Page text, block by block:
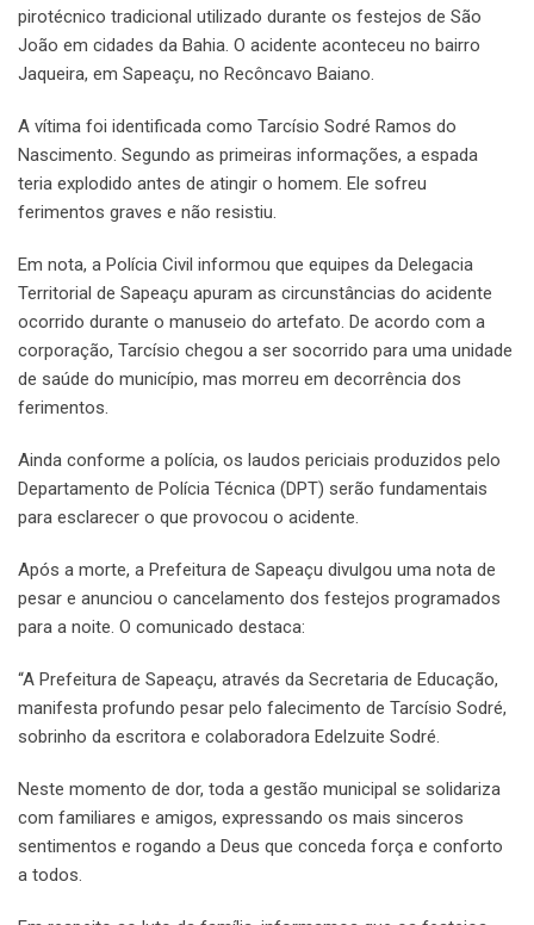
pirotécnico tradicional utilizado durante os festejos de São
João em cidades da Bahia. O acidente aconteceu no bairro
Jaqueira, em Sapeaçu, no Recôncavo Baiano.
A vítima foi identificada como Tarcísio Sodré Ramos do
Nascimento. Segundo as primeiras informações, a espada
teria explodido antes de atingir o homem. Ele sofreu
ferimentos graves e não resistiu.
Em nota, a Polícia Civil informou que equipes da Delegacia
Territorial de Sapeaçu apuram as circunstâncias do acidente
ocorrido durante o manuseio do artefato. De acordo com a
corporação, Tarcísio chegou a ser socorrido para uma unidade
de saúde do município, mas morreu em decorrência dos
ferimentos.
Ainda conforme a polícia, os laudos periciais produzidos pelo
Departamento de Polícia Técnica (DPT) serão fundamentais
para esclarecer o que provocou o acidente.
Após a morte, a Prefeitura de Sapeaçu divulgou uma nota de
pesar e anunciou o cancelamento dos festejos programados
para a noite. O comunicado destaca:
“A Prefeitura de Sapeaçu, através da Secretaria de Educação,
manifesta profundo pesar pelo falecimento de Tarcísio Sodré,
sobrinho da escritora e colaboradora Edelzuite Sodré.
Neste momento de dor, toda a gestão municipal se solidariza
com familiares e amigos, expressando os mais sinceros
sentimentos e rogando a Deus que conceda força e conforto
a todos.